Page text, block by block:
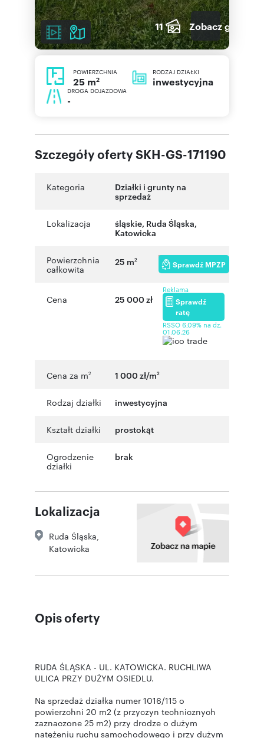
11 Zobacz galerię
POWIERZCHNIA
25 m2
RODZAJ DZIAŁKI
inwestycyjna
DROGA DOJAZDOWA
-
Szczegóły oferty SKH-GS-171190
Kategoria
Działki i grunty na
sprzedaż
Lokalizacja śląskie, Ruda Śląska,
Katowicka
Powierzchnia
całkowita
25 m2 Sprawdź MPZP
Cena 25 000 zł
Reklama
Sprawdź
ratę
RSSO 6,09% na dz.
01.06.26
Cena za m2 1 000 zł/m2
Rodzaj działki inwestycyjna
Kształt działki prostokąt
Ogrodzenie
działki
brak
Lokalizacja
Ruda Śląska
Katowicka
Opis oferty
RUDA ŚLĄSKA - UL. KATOWICKA. RUCHLIWA
ULICA PRZY DUŻYM OSIEDLU.
Na sprzedaż działka numer 1016/115 o
powierzchni 20 m2 (z przyczyn technicznych
zaznaczone 25 m2) przy drodze o dużym
natężeniu ruchu samochodowego i przy dużym